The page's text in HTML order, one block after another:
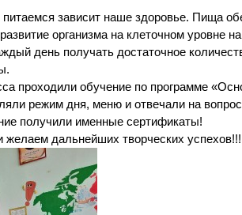
зависит наше здоровье. Пища
организма на клеточном уровне
день получать достаточное
проходили обучение по программе
режим дня, меню и отвечали на
получили именные сертификаты!
желаем дальнейших творческих успехов!!!